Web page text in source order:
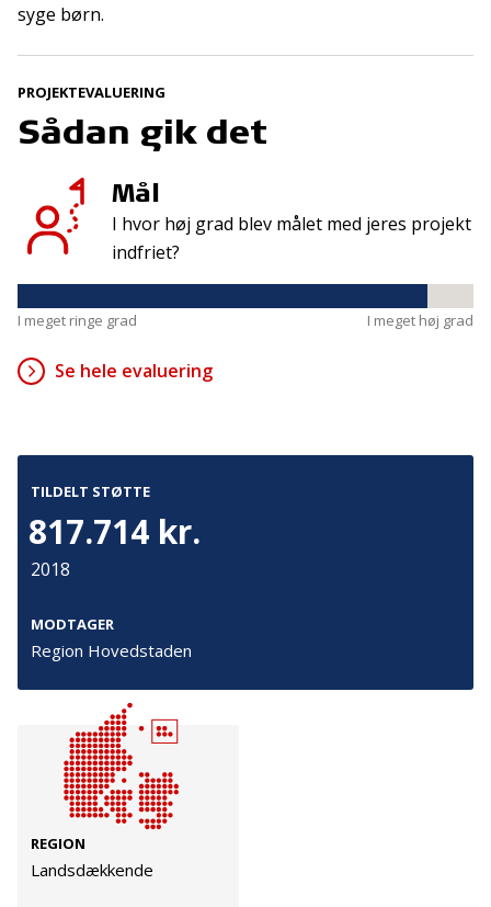
syge børn.
PROJEKTEVALUERING
Sådan gik det
Mål
I hvor høj grad blev målet med jeres projekt
indfriet?
I meget ringe grad I meget høj grad
Se hele evaluering
TILDELT STØTTE
817.714 kr.
2018
MODTAGER
Region Hovedstaden
REGION
Landsdækkende
Kontakt
T:45 26 08 00
info@trygfonden.dk
TryghedsGruppen
T:45 26 08 26
info@tryghedsgruppen.dk
Fakturering
Kontakt os
Vilkår
TryghedsGruppen
LinkedIn
TrygFonden
Facebook